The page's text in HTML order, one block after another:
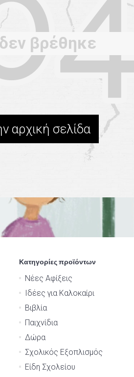
βρέθηκε
αρχική σελίδα
Κατηγορίες προϊόντων
Νέες Αφίξεις
Ιδέες για Καλοκαίρι
Βιβλία
Παιχνίδια
Δώρα
Σχολικός Εξοπλισμός
Είδη Σχολείου